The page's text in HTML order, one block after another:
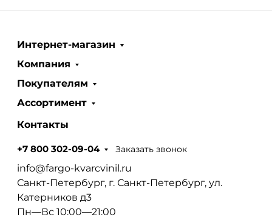
Интернет-магазин
Компания
Покупателям
Ассортимент
Контакты
+7 800 302-09-04 Заказать звонок
info@fargo-kvarcvinil.ru
Санкт-Петербург, г. Санкт-Петербург, ул.
Катерников д3
Пн—Вс 10:00—21:00